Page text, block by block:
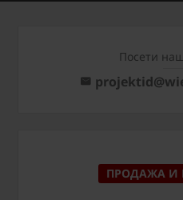
Посети
ПРОДАЖА И